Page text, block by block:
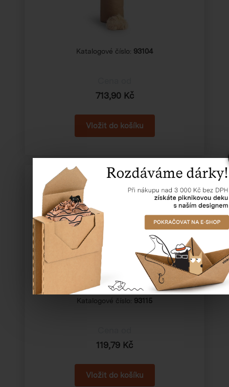
Katalogové číslo: 93104
713,90 Kč
Papírová střiž (5 kg)
Katalogové číslo: 93115
119,79 Kč